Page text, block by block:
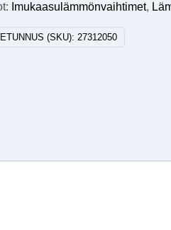
Imukaasulämmönvaihtimet,
(SKU):27312050